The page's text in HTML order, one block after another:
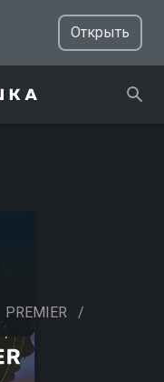
Открыть
PREMIER /